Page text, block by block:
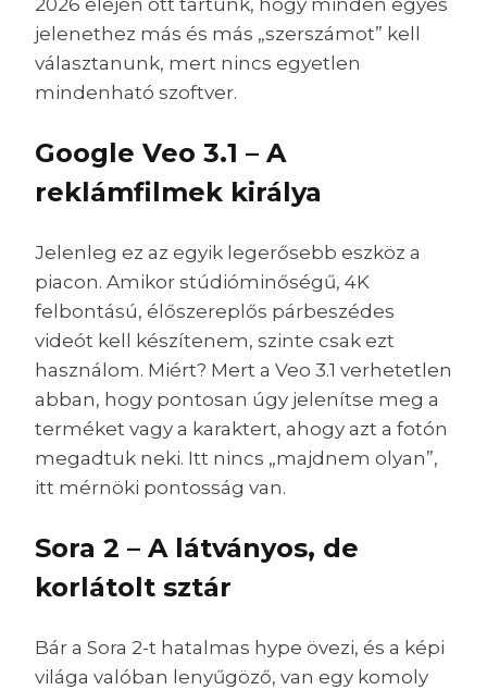
2026 elején ott tartunk, hogy minden egyes
jelenethez más és más „szerszámot” kell
választanunk, mert nincs egyetlen
mindenható szoftver.
Google Veo 3.1 – A
reklámfilmek királya
Jelenleg ez az egyik legerősebb eszköz a
piacon. Amikor stúdióminőségű, 4K
felbontású, élőszereplős párbeszédes
videót kell készítenem, szinte csak ezt
használom. Miért? Mert a Veo 3.1 verhetetlen
abban, hogy pontosan úgy jelenítse meg a
terméket vagy a karaktert, ahogy azt a fotón
megadtuk neki. Itt nincs „majdnem olyan”,
itt mérnöki pontosság van.
Sora 2 – A látványos, de
korlátolt sztár
Bár a Sora 2-t hatalmas hype övezi, és a képi
világa valóban lenyűgöző, van egy komoly